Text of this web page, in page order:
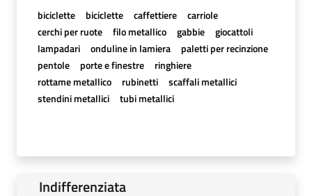
biciclette biciclette caffettiere
carriole
cerchi per ruote
filo metallico gabbie
giocattoli
lampadari
onduline in lamiera
paletti per recinzione
pentole
porte e finestre
ringhiere
rottame metallico
rubinetti
scaffali metallici
stendini metallici
tubi metallici
Indifferenziata